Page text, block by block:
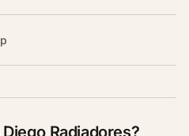
Radiadores?